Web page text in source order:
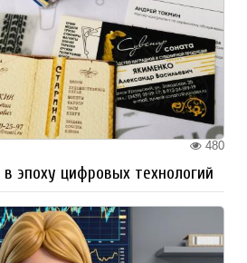
480
эпоху цифровых технологий